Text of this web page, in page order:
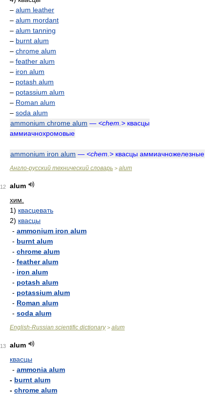
– alum leather
– alum mordant
– alum tanning
– burnt alum
– chrome alum
– feather alum
– iron alum
– potash alum
– potassium alum
– Roman alum
– soda alum
ammonium chrome alum — <chem.> квасцы
аммиачнохромовые
ammonium iron alum — <chem.> квасцы аммиачножелезные
Англо-русский технический словарь > alum
12
alum
хим.
1) квасцевать
2) квасцы
- ammonium iron alum
- burnt alum
- chrome alum
- feather alum
- iron alum
- potash alum
- potassium alum
- Roman alum
- soda alum
English-Russian scientific dictionary> alum
13
alum
квасцы
- ammonia alum
- burnt alum
- chrome alum